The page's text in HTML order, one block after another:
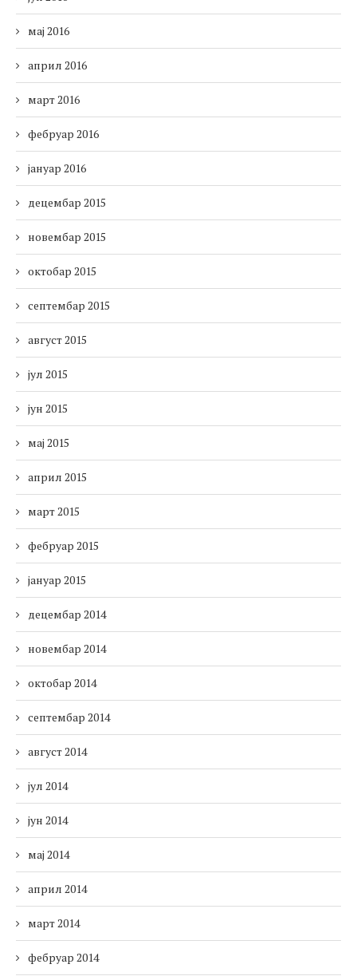
мај 2016
април 2016
март 2016
фебруар 2016
јануар 2016
децембар 2015
новембар 2015
октобар 2015
септембар 2015
август 2015
јул 2015
јун 2015
мај 2015
април 2015
март 2015
фебруар 2015
јануар 2015
децембар 2014
новембар 2014
октобар 2014
септембар 2014
август 2014
јул 2014
јун 2014
мај 2014
април 2014
март 2014
фебруар 2014